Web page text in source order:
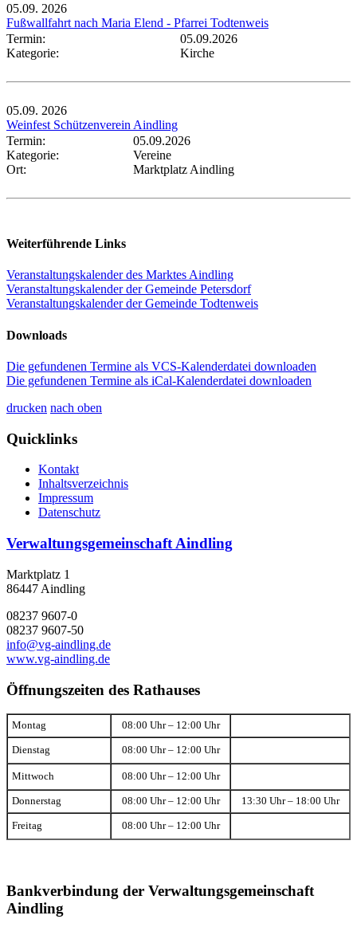
05.09. 2026
Fußwallfahrt nach Maria Elend - Pfarrei Todtenweis
Termin:
05.09.2026
Kategorie:
Kirche
05.09. 2026
Weinfest Schützenverein Aindling
Termin:
05.09.2026
Kategorie:
Vereine
Ort:
Marktplatz Aindling
Weiterführende Links
Veranstaltungskalender des Marktes Aindling
Veranstaltungskalender der Gemeinde Petersdorf
Veranstaltungskalender der Gemeinde Todtenweis
Downloads
Die gefundenen Termine als VCS-Kalenderdatei downloaden
Die gefundenen Termine als iCal-Kalenderdatei downloaden
drucken nach oben
Quicklinks
Kontakt
Inhaltsverzeichnis
Impressum
Datenschutz
Verwaltungsgemeinschaft Aindling
Marktplatz 1
86447 Aindling
08237 9607-0
08237 9607-50
info@vg-aindling.de
www.vg-aindling.de
Öffnungszeiten des Rathauses
Montag 08:00 Uhr – 12:00 Uhr
Dienstag 08:00 Uhr – 12:00 Uhr
Mittwoch 08:00 Uhr – 12:00 Uhr
Donnerstag 08:00 Uhr – 12:00 Uhr 13:30 Uhr – 18:00 Uhr
Freitag 08:00 Uhr – 12:00 Uhr
Bankverbindung der Verwaltungsgemeinschaft
Aindling